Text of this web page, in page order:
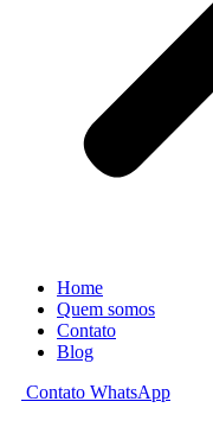
Home
Quem somos
Contato
Blog
Contato WhatsApp